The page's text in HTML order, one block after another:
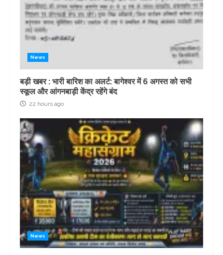
News
बड़ी खबर : भारी बारिश का अलर्ट: बागेश्वर में 6 अगस्त को सभी
स्कूल और आंगनबाड़ी केंद्र रहेंगे बंद
22 hours ago
News